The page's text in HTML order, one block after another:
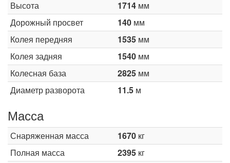
Высота
1714 мм
Дорожный просвет
140 мм
Колея передняя
1535 мм
Колея задняя
1540 мм
Колесная база
2825 мм
Диаметр разворота
11.5 м
Масса
Снаряженная масса 1670 кг
Полная масса
2395 кг